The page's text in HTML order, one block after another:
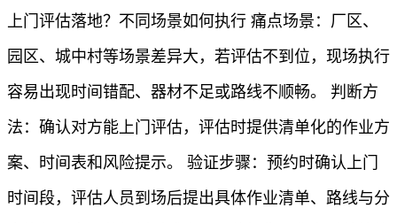
上门评估落地？不同场景如何执行 痛点场景：厂区、
园区、城中村等场景差异大，若评估不到位，现场执行
容易出现时间错配、器材不足或路线不顺畅。 判断方
法：确认对方能上门评估，评估时提供清单化的作业方
案、时间表和风险提示。 验证步骤：预约时确认上门
时间段，评估人员到场后提出具体作业清单、路线与分